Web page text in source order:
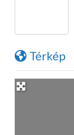
Térkép